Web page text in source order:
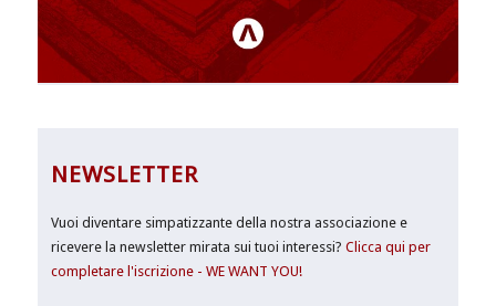
NEWSLETTER
Vuoi diventare simpatizzante della nostra associazione e
ricevere la newsletter mirata sui tuoi interessi?Clicca qui per
completare l'iscrizione - WE WANT YOU!